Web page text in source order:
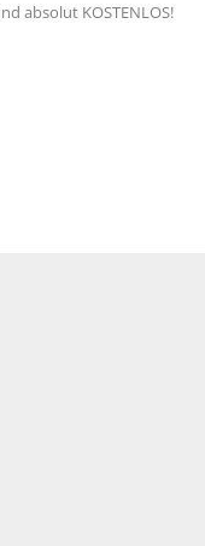
absolut KOSTENLOS!